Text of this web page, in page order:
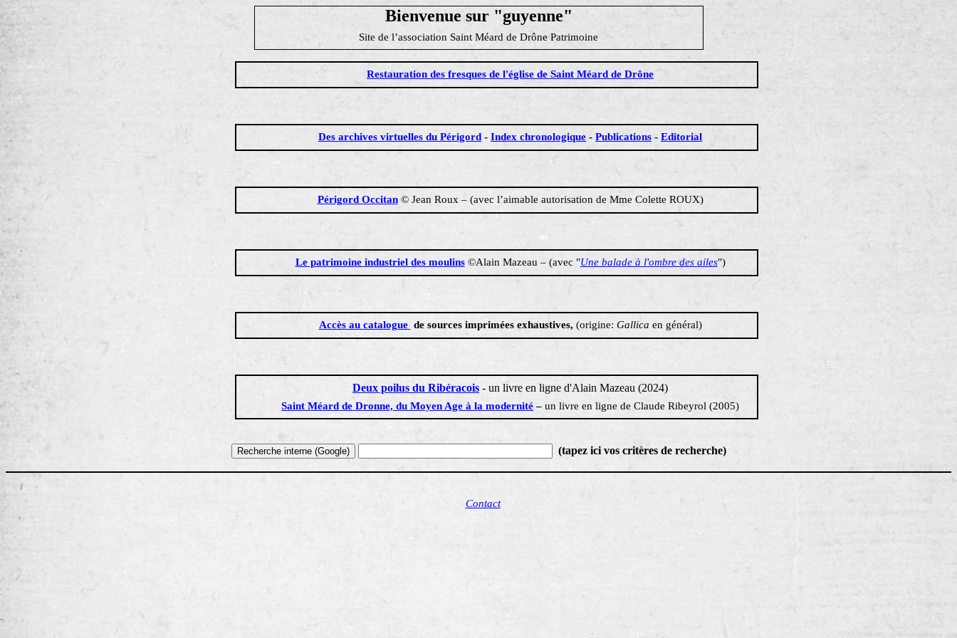
Bienvenue sur "guyenne"
Site de l’association Saint Méard de DrônePatrimoine
Restauration des fresques de l'église de Saint Méard de Drône
Des archives virtuelles du Périgord -Index chronologique -Publications -Editorial
Périgord Occitan© Jean Roux – (avec l’aimable autorisation de Mme Colette ROUX)
Le patrimoine industriel des moulins ©Alain Mazeau – (avec "Une balade à l'ombre des ailes")
Accès au catalogue de sources imprimées exhaustives, (origine: Gallica en général)
Deux poilus du Ribéracois - un livre en ligne d'Alain Mazeau (2024)
SaintMéard de Dronne, du Moyen Age à la modernité–un livre en ligne de Claude Ribeyrol (2005)
(tapez ici vos critères de recherche)
Contact